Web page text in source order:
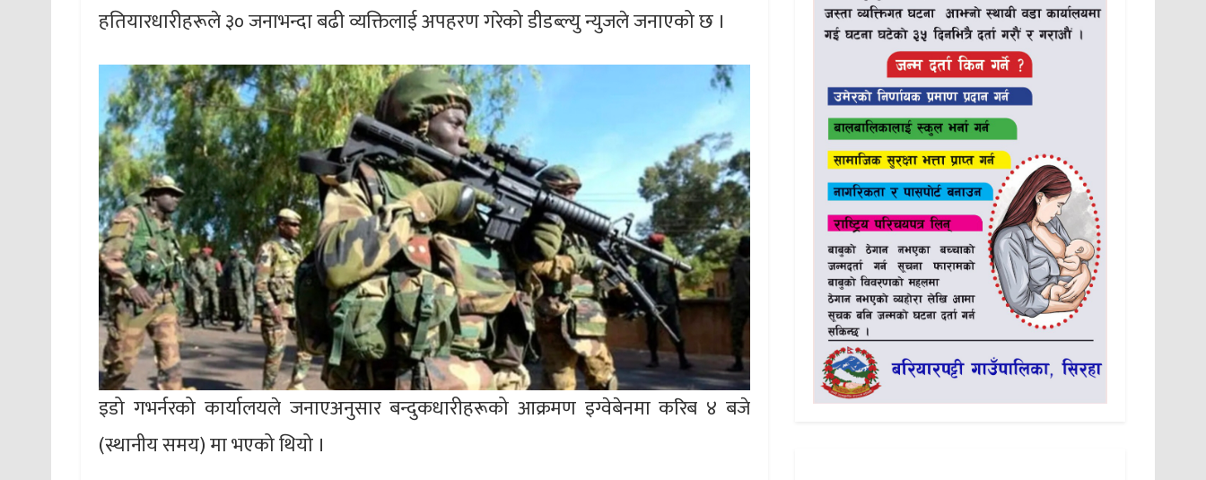
हतियारधारीहरूले ३० जनाभन्दा बढी व्यक्तिलाई अपहरण गरेको डीडब्ल्यु न्युजले जनाएको छ ।
इडो गभर्नरको कार्यालयले जनाएअनुसार बन्दुकधारीहरूको आक्रमण इग्वेबेनमा करिब ४ बजे
(स्थानीय समय) मा भएको थियो ।